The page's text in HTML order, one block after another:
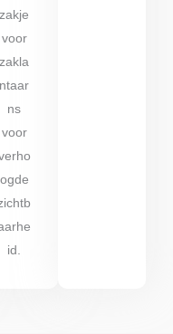
zakje
voor
zakla
ntaar
ns
voor
ogde
id.